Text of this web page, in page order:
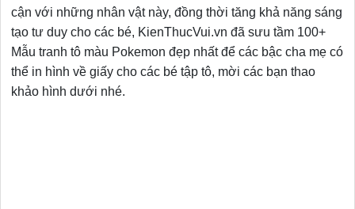
cận với những nhân vật này, đồng thời tăng khả năng sáng
tạo tư duy cho các bé, KienThucVui.vn đã sưu tầm 100+
Mẫu tranh tô màu Pokemon đẹp nhất để các bậc cha mẹ có
thể in hình về giấy cho các bé tập tô, mời các bạn thao
khảo hình dưới nhé.